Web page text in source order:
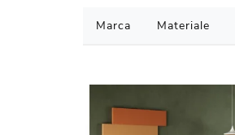
Marca Materiale